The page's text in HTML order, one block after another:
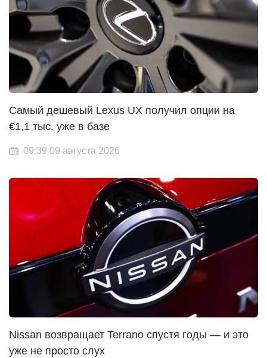
Самый дешевый Lexus UX получил опции на
€1,1 тыс. уже в базе
09:39 09 августа 2026
Nissan возвращает Terrano спустя годы — и это
уже не просто слух